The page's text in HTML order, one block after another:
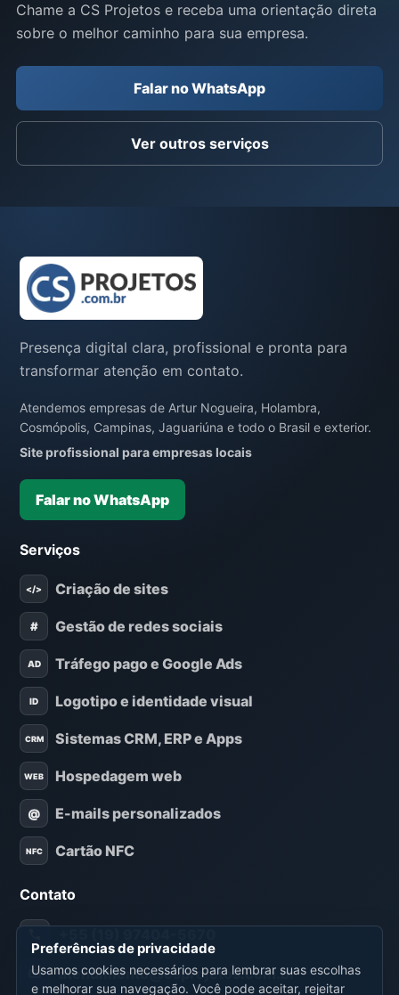
Chame a CS Projetos e receba uma orientação direta
sobre o melhor caminho para sua empresa.
Falar no WhatsApp
Ver outros serviços
Presença digital clara, profissional e pronta para
transformar atenção em contato.
Atendemos empresas de Artur Nogueira, Holambra,
Cosmópolis, Campinas, Jaguariúna e todo o Brasil e exterior.
Site profissional para empresas locais
Falar no WhatsApp
Serviços
Criação de sites
Gestão de redes sociais
Tráfego pago e Google Ads
Logotipo e identidade visual
Sistemas CRM, ERP e Apps
Hospedagem web
E-mails personalizados
Cartão NFC
Contato
atendimento@csprojetos.com.br
Preferências de privacidade
Usamos cookies necessários para lembrar suas escolhas
e melhorar sua navegação. Você pode aceitar, rejeitar